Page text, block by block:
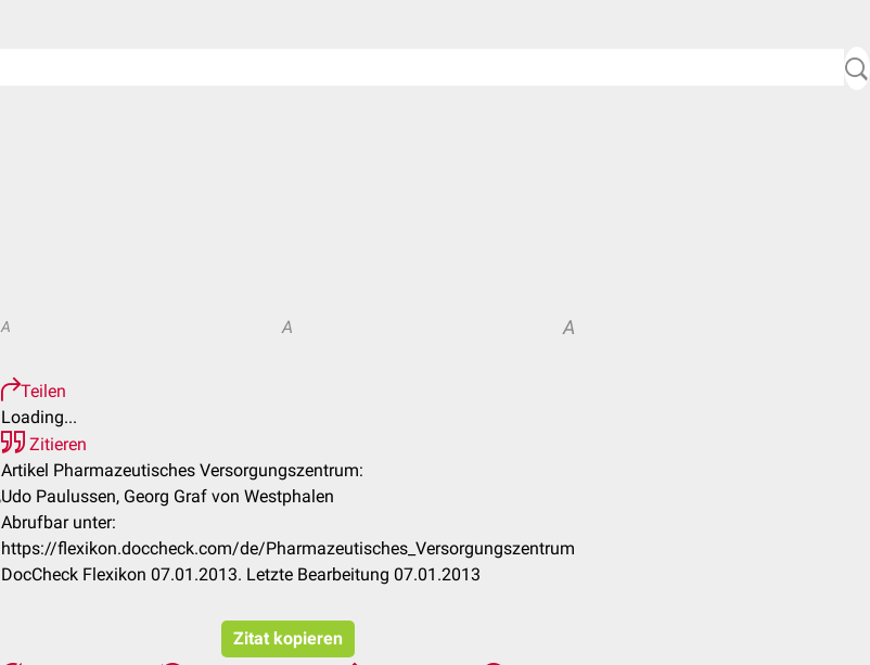
A A A
Teilen
Loading...
Zitieren
Artikel Pharmazeutisches Versorgungszentrum:
Udo Paulussen, Georg Graf von Westphalen
Abrufbar unter:
https://flexikon.doccheck.com/de/Pharmazeutisches_Versorgungszentrum
DocCheck Flexikon 07.01.2013. Letzte Bearbeitung 07.01.2013
Zitat kopieren